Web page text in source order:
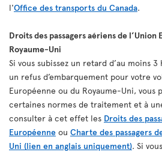
l'Office des transports du Canada.
Droits des passagers aériens de l’Union
Royaume-Uni
Si vous subissez un retard d’au moins
un refus d’embarquement pour votre
Européenne ou du Royaume-Uni, vous
certaines normes de traitement et à
consulter à cet effet les Droits des
Européenne ou Charte des passagers
Uni (lien en anglais uniquement). Si